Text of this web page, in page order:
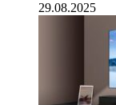
29.08.2025